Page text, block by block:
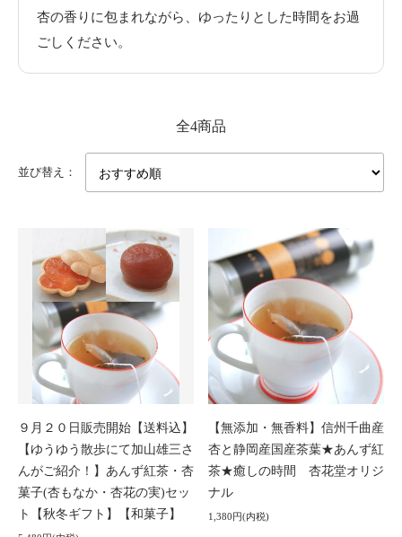
杏の香りに包まれながら、ゆったりとした時間をお過
ごしください。
全4商品
並び替え：
９月２０日販売開始【送料込】
【ゆうゆう散歩にて加山雄三さ
んがご紹介！】あんず紅茶・杏
菓子(杏もなか・杏花の実)セッ
ト【秋冬ギフト】【和菓子】
【無添加・無香料】信州千曲産
杏と静岡産国産茶葉★あんず紅
茶★癒しの時間 杏花堂オリジ
ナル
1,380円(内税)